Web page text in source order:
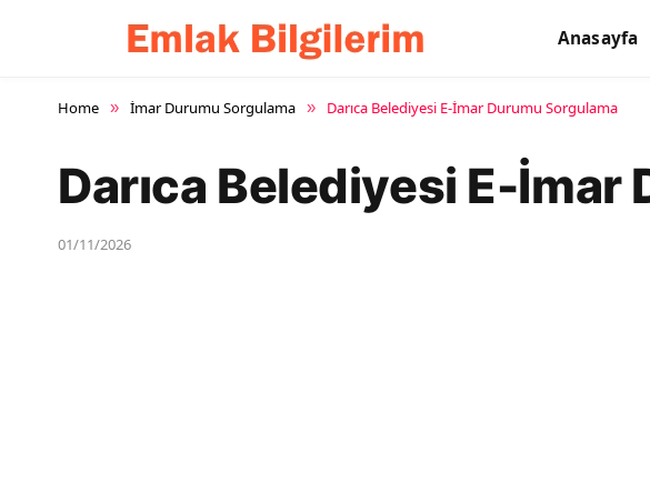
Anasayfa
Home » İmar Durumu Sorgulama » Darıca Belediyesi E-İmar Durumu Sorgulama
Darıca Belediyesi E-İmar
01/11/2026